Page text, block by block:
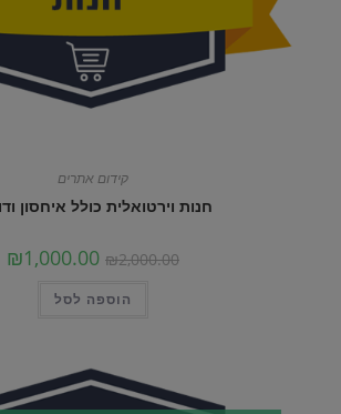
קידום אתרים
חנות וירטואלית כולל איחסון
₪2,000.00 המחיר
המקורי
₪2,000.00.
₪1,000.00
הוספה לסל